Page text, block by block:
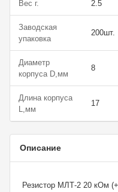
Вес г. 2.5
Заводская
упаковка
200шт.
Диаметр
корпуса D,мм
8
Длина корпуса
L,мм
17
Описание
Резистор МЛТ-2 20 кОм